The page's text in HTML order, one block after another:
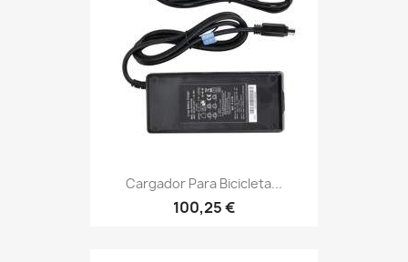
Cargador Para Bicicleta...
100,25 €